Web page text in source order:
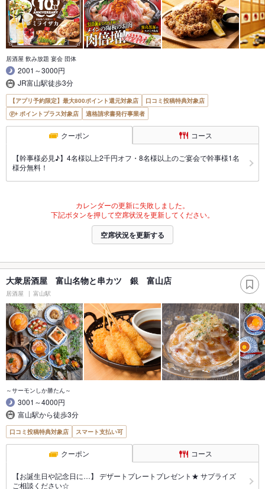
居酒屋 飲み放題 宴会 団体
2001～3000円
JR富山駅徒歩3分
【アプリ予約限定】最大800ポイント還元対象店
口コミ投稿特典対象店
ポイントプラス対象店
適格請求書発行事業者
クーポン コース
【幹事様必見♪】4名様以上2千円オフ・8名様以上のご宴会で幹事様1名
様分無料！
カレンダーの更新に失敗しました。
下記ボタンを押して空席状況を更新してください。
空席状況を更新する
大衆居酒屋 富山名物と串カツ 銀 富山店
居酒屋 富山駅
～サーモンしか勝たん～
3001～4000円
富山駅から徒歩3分
口コミ投稿特典対象店 スマート支払い可
クーポン コース
【お誕生日や記念日に…】 デザートプレートプレゼント★ サプライズ
ご相談ください☆